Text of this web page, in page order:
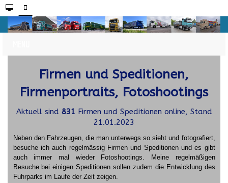
Firmen und Speditionen,
Firmenportraits, Fotoshootings
Aktuell sind 831 Firmen und Speditionen online, Stand
21.01.2023
Neben den Fahrzeugen, die man unterwegs so sieht und fotografiert,
besuche ich auch regelmässig Firmen und Speditionen und es gibt
auch immer mal wieder Fotoshootings.
Meine regelmäßigen
Besuche bei einigen Speditionen sollen zudem die Entwicklung des
Fuhrparks im Laufe der Zeit zeigen.